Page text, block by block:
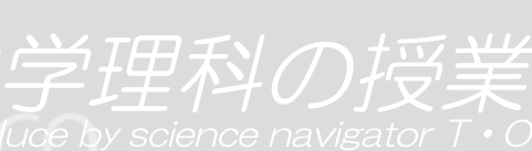
理科の授業
by science navigator T・O